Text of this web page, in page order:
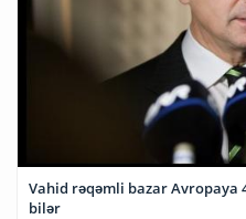
Vahid rəqəmli bazar Avropaya
bilər